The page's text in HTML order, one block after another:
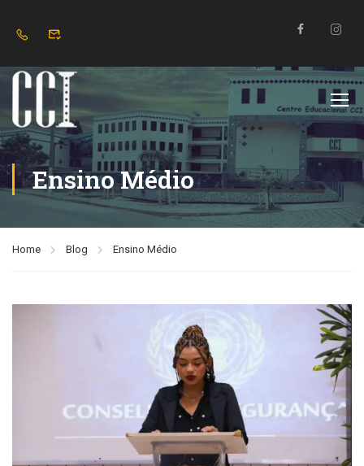
Ensino Médio
Home Blog Ensino Médio